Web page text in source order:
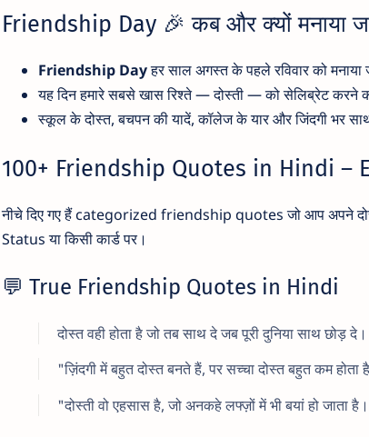
Friendship Day 🎉 कब और क्यों मनाया
Friendship Dayहर साल अगस्त के पहले रविवार को मनाया
यह दिन हमारे सबसे खास रिश्ते — दोस्ती — को सेलिब्रेट करने
स्कूल के दोस्त, बचपन की यादें, कॉलेज के यार और जिंदगी भर
100+ Friendship Quotes in Hindi –
नीचे दिए गए हैं categorized friendship quotes जो आप अपने
Status या किसी कार्ड पर।
💬 True Friendship Quotes in Hindi
दोस्त वही होता है जो तब साथ दे जब पूरी दुनिया साथ छोड़ दे।
"ज़िंदगी में बहुत दोस्त बनते हैं, पर सच्चा दोस्त बहुत कम होता
"दोस्ती वो एहसास है, जो अनकहे लफ्ज़ों में भी बयां हो जाता